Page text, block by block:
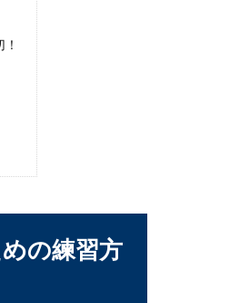
るポイント
ュートがなかなか決まらな
ことが大事
てバスケットを上達させて
の練習方